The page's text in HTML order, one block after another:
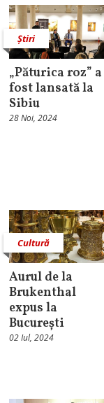
Știri
„Păturica roz” a
fost lansată la
Sibiu
28 Noi, 2024
Cultură
Aurul de la
Brukenthal
expus la
București
02 Iul, 2024